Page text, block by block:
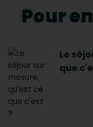
Pour
Le
que